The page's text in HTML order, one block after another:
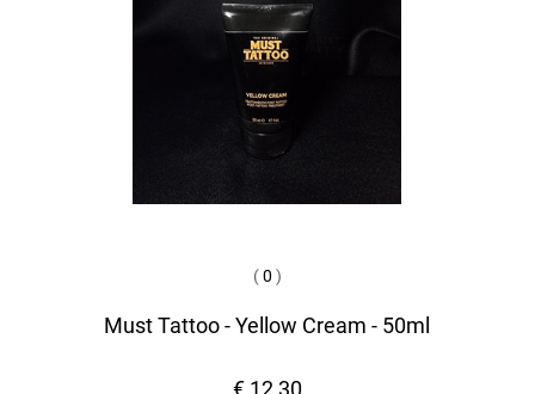
(0 )
Must Tattoo - Yellow Cream - 50ml
€ 12,30